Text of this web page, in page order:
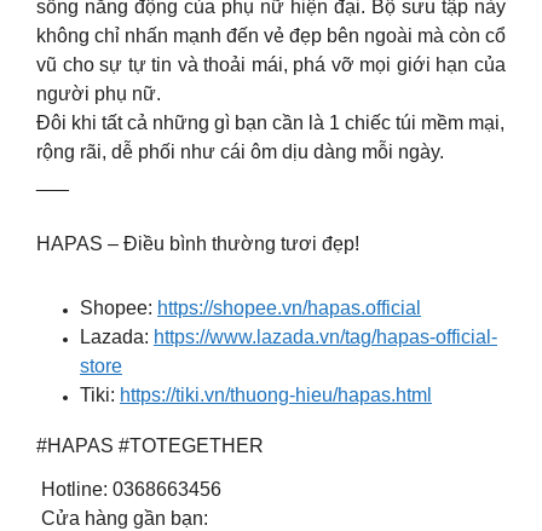
sống năng động của phụ nữ hiện đại. Bộ sưu tập này
không chỉ nhấn mạnh đến vẻ đẹp bên ngoài mà còn cổ
vũ cho sự tự tin và thoải mái, phá vỡ mọi giới hạn của
người phụ nữ.
Đôi khi tất cả những gì bạn cần là 1 chiếc túi mềm mại,
rộng rãi, dễ phối như cái ôm dịu dàng mỗi ngày.
HAPAS – Điều bình thường tươi đẹp!
Shopee: https://shopee.vn/hapas.official
Lazada: https://www.lazada.vn/tag/hapas-official-
store
Tiki: https://tiki.vn/thuong-hieu/hapas.html
#HAPAS #TOTEGETHER
Hotline: 0368663456
Cửa hàng gần bạn: